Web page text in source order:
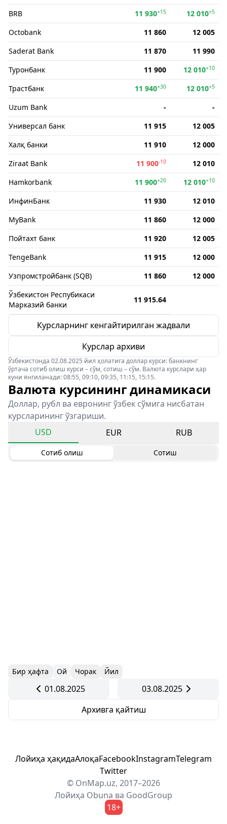
BRB 11 930+15 12 010+5
Octobank 11 860
12 005
Saderat Bank
11 870
11 990
Туронбанк
11 900 12 010+10
Трастбанк 11 940+30 12 010+5
Uzum Bank -
-
Универсал банк
11 915
12 005
Халқ банки
11 910
12 000
Ziraat Bank
11 900-10
12 010
Hamkorbank
11 900+20 12 010+10
ИнфинБанк 11 930
12 010
MyBank
11 860
12 000
Пойтахт банк
11 920
12 005
TengeBank
11 915
12 000
Узпромстройбанк (SQB)
11 860
12 000
Ўзбекистон Респубикаси
Марказий банки
11 915.64
Курсларнинг кенгайтирилган жадвали
Курслар архиви
Ўзбекистонда 02.08.2025 йил ҳолатига доллар курси: банкнинг
ўртача сотиб олиш курси – сўм, сотиш – сўм. Валюта курслари ҳар
куни янгиланади: 08:55, 09:10, 09:35, 11:15, 15:15.
Валюта курсининг динамикаси
Доллар, рубл ва евронинг ўзбек сўмига нисбатан
курсларининг ўзгариши.
USD
EUR RUB
Сотиб олиш Сотиш
Бир ҳафта Ой Чорак Йил
01.08.2025
03.08.2025
Архивга қайтиш
Лойиҳа ҳақидаАлоқаFacebookInstagramTelegram
Twitter
© OnMap.uz, 2017–2026
Лойиҳа Obuna ва GoodGroup
18+